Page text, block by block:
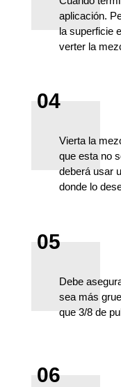
aplicación.
la superficie
verter la
04
Vierta la
que esta no
deberá usar
donde lo
05
Debe
sea más
que 3/8 de
06